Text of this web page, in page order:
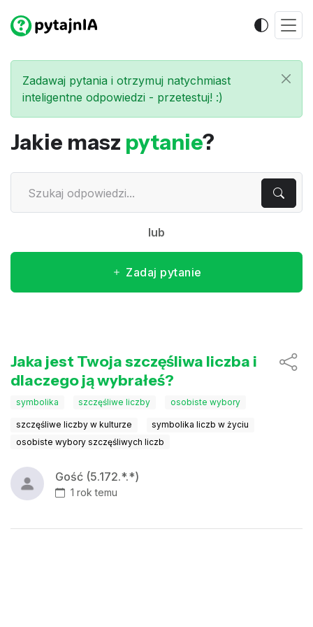
Zadawaj pytania i otrzymuj natychmiast
inteligentne odpowiedzi - przetestuj! :)
Jakie masz pytanie?
lub
Zadaj pytanie
Jaka jest Twoja szczęśliwa liczba i
dlaczego ją wybrałeś?
symbolika szczęśliwe liczby osobiste wybory
szczęśliwe liczby w kulturze
symbolika liczb w życiu
osobiste wybory szczęśliwych liczb
Gość (5.172.*.*)
1 rok temu